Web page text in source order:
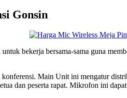
Gonsin
bekerja bersama-sama guna
Main Unit ini mengatur
dan peserta rapat. Mikrofon ini